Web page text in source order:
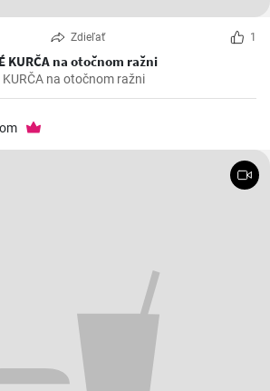
Zdieľať 1
KURČA na otočnom ražni
KURČA na otočnom ražni